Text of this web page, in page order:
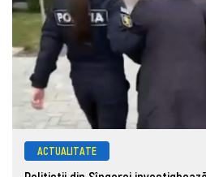
ACTUALITATE